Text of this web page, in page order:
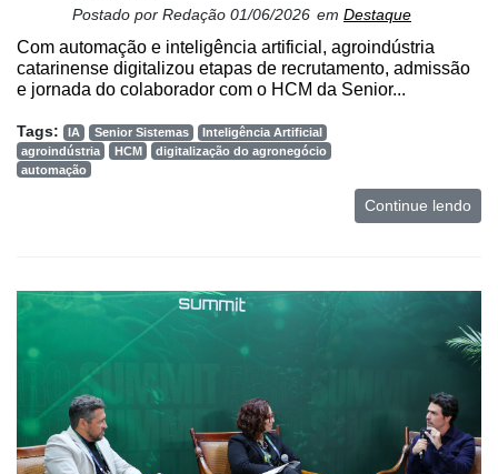
Postado por Redação 01/06/2026 em Destaque
Com automação e inteligência artificial, agroindústria
catarinense digitalizou etapas de recrutamento, admissão
e jornada do colaborador com o HCM da Senior...
Tags: IA Senior Sistemas
Inteligência Artificial
agroindústria
HCM
digitalização do agronegócio
automação
Continue lendo